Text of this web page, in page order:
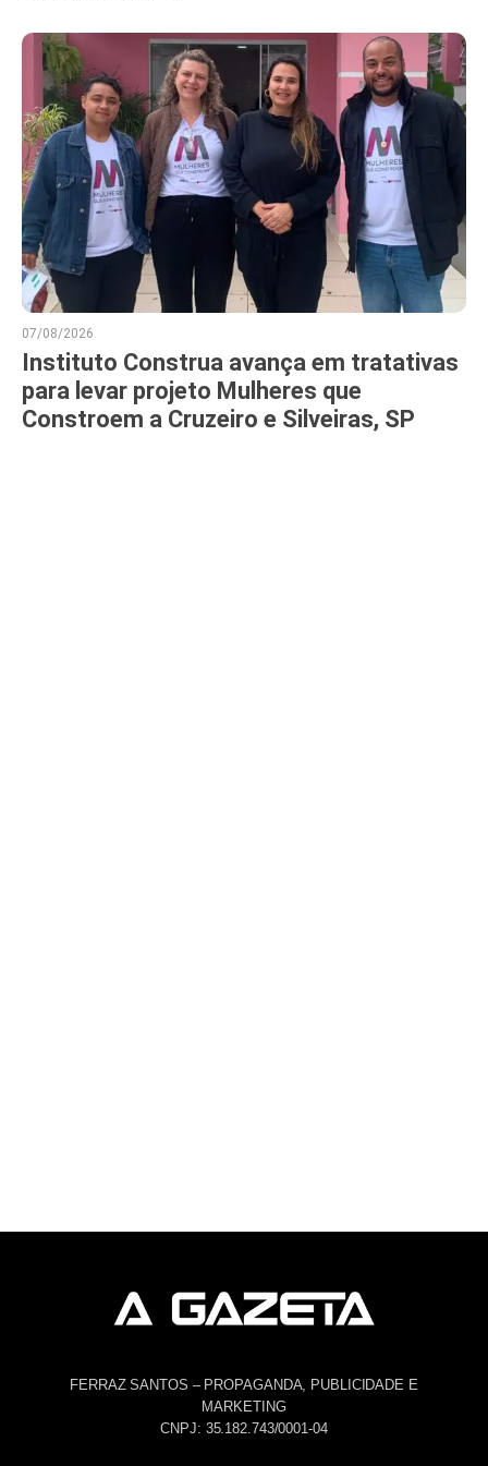
07/08/2026
Instituto Construa avança em tratativas
para levar projeto Mulheres que
Constroem a Cruzeiro e Silveiras, SP
FERRAZ SANTOS – PROPAGANDA, PUBLICIDADE E
MARKETING
CNPJ: 35.182.743/0001-04